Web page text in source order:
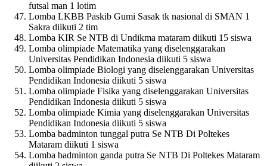
futsal man 1 lotim
Lomba LKBB Paskib Gumi Sasak tk nasional di SMAN 1
Sakra diikuti 2 tim
Lomba KIR Se NTB di Undikma mataram diikuti 15 siswa
Lomba olimpiade Matematika yang diselenggarakan
Universitas Pendidikan Indonesia diikuti 5 siswa
Lomba olimpiade Biologi yang diselenggarakan Universitas
Pendidikan Indonesia diikuti 5 siswa
Lomba olimpiade Fisika yang diselenggarakan Universitas
Pendidikan Indonesia diikuti 5 siswa
Lomba olimpiade Kimia yang diselenggarakan Universitas
Pendidikan Indonesia diikuti 5 siswa
Lomba badminton tunggal putra Se NTB Di Poltekes
Mataram diikuti 1 siswa
Lomba badminton ganda putra Se NTB Di Poltekes Mataram